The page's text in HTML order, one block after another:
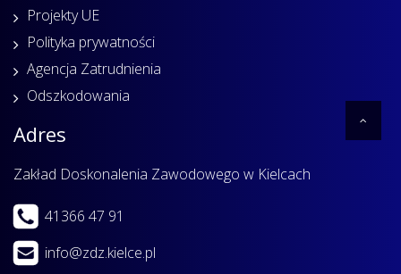
Projekty UE
Polityka prywatności
Agencja Zatrudnienia
Odszkodowania
Adres
Zakład Doskonalenia Zawodowego w Kielcach
41366 47 91
info@zdz.kielce.pl